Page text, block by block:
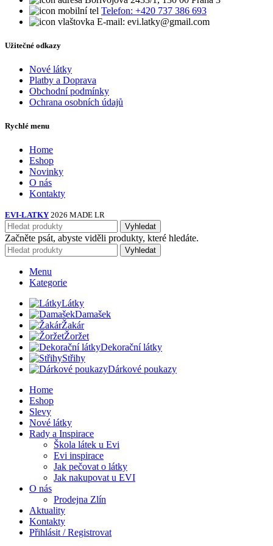
Telefon: +420 737 386 693
E-mail: evi.latky@gmail.com
Užitečné odkazy
Nové látky
Platby a Doprava
Obchodní podmínky
Ochrana osobních údajů
Rychlé menu
Home
Eshop
Novinky
O nás
Kontakty
EVI-LATKY 2026 MADE LR
Vyhledat
Začněte psát, abyste viděli produkty, které hledáte.
Vyhledat
Menu
Kategorie
Látky
Damašek
Žakár
Žoržet
Dekorační látky
Střihy
Dárkové poukazy
Home
Eshop
Slevy
Nové látky
Rady a Inspirace
Škola látek u Evi
Evi inspirace
Jak pečovat o látky
Jak nakupovat u EVI
O nás
Prodejna Zlín
Aktuality
Kontakty
Přihlásit / Registrovat